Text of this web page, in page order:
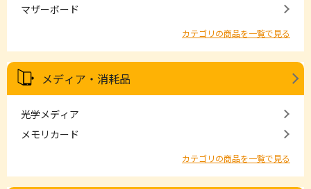
マザーボード
カテゴリの商品を一覧で見る
メディア・消耗品
光学メディア
メモリカード
カテゴリの商品を一覧で見る